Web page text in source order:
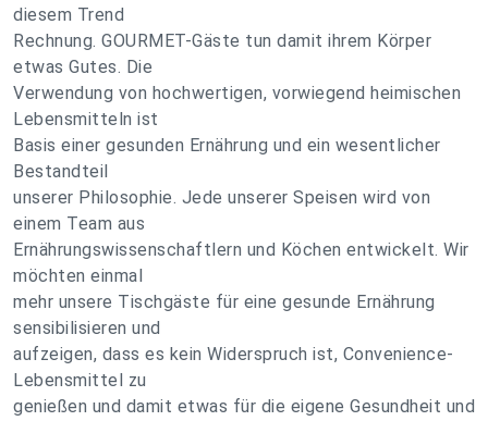
diesem Trend
Rechnung. GOURMET-Gäste tun damit ihrem Körper
etwas Gutes. Die
Verwendung von hochwertigen, vorwiegend heimischen
Lebensmitteln ist
Basis einer gesunden Ernährung und ein wesentlicher
Bestandteil
unserer Philosophie. Jede unserer Speisen wird von
einem Team aus
Ernährungswissenschaftlern und Köchen entwickelt. Wir
möchten einmal
mehr unsere Tischgäste für eine gesunde Ernährung
sensibilisieren und
aufzeigen, dass es kein Widerspruch ist, Convenience-
Lebensmittel zu
genießen und damit etwas für die eigene Gesundheit und